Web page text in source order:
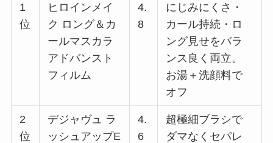
1
位
ヒロインメイ
ク ロング＆カ
ールマスカラ
アドバンスト
フィルム
4.
8
にじみにくさ・
カール持続・ロ
ング見せをバラ
ンス良く両立。
お湯＋洗顔料で
オフ
2
位
デジャヴュ ラ
ッシュアップE
4.
6
超極細ブラシで
ダマなくセパレ